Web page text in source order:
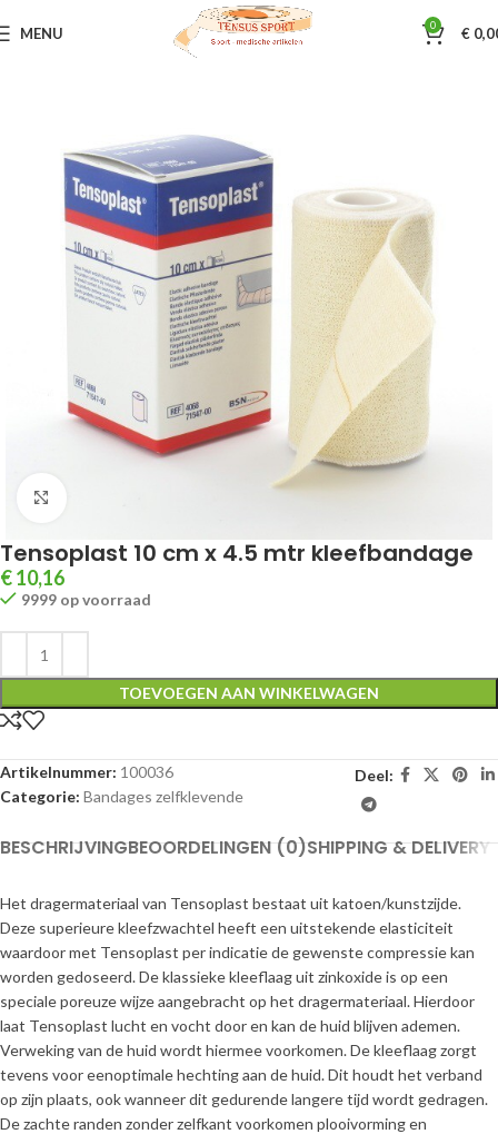
MENU 0 €
Home Sporttape & Bandages Bandages zelfklevende
Tensoplast 10 cm x 4.5 mtr kleefbandage
€10,16
9999 op voorraad
TOEVOEGEN AAN WINKELWAGEN
Artikelnummer: 100036
Categorie: Bandages zelfklevende
Deel:
BESCHRIJVINGBEOORDELINGEN (0)SHIPPING & DELIVERY
Het dragermateriaal van Tensoplast bestaat uit katoen/kunstzijde.
Deze superieure kleefzwachtel heeft een uitstekende elasticiteit
waardoor met Tensoplast per indicatie de gewenste compressie kan
worden gedoseerd. De klassieke kleeflaag uit zinkoxide is op een
speciale poreuze wijze aangebracht op het dragermateriaal. Hierdoor
laat Tensoplast lucht en vocht door en kan de huid blijven ademen.
Verweking van de huid wordt hiermee voorkomen. De kleeflaag zorgt
tevens voor eenoptimale hechting aan de huid. Dit houdt het verband
op zijn plaats, ook wanneer dit gedurende langere tijd wordt gedragen.
De zachte randen zonder zelfkant voorkomen plooivorming en